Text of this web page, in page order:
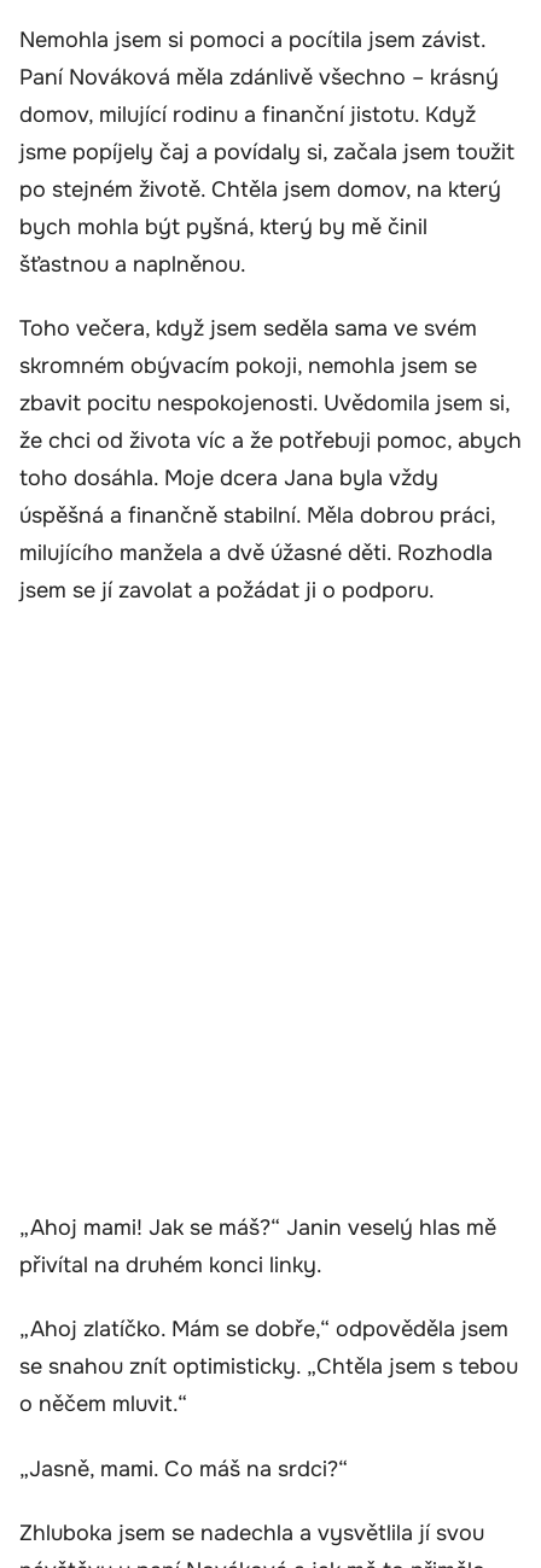
Nemohla jsem si pomoci a pocítila jsem závist.
Paní Nováková měla zdánlivě všechno – krásný
domov, milující rodinu a finanční jistotu. Když
jsme popíjely čaj a povídaly si, začala jsem toužit
po stejném životě. Chtěla jsem domov, na který
bych mohla být pyšná, který by mě činil
šťastnou a naplněnou.
Toho večera, když jsem seděla sama ve svém
skromném obývacím pokoji, nemohla jsem se
zbavit pocitu nespokojenosti. Uvědomila jsem si,
že chci od života víc a že potřebuji pomoc, abych
toho dosáhla. Moje dcera Jana byla vždy
úspěšná a finančně stabilní. Měla dobrou práci,
milujícího manžela a dvě úžasné děti. Rozhodla
jsem se jí zavolat a požádat ji o podporu.
„Ahoj mami! Jak se máš?“ Janin veselý hlas mě
přivítal na druhém konci linky.
„Ahoj zlatíčko. Mám se dobře,“ odpověděla jsem
se snahou znít optimisticky. „Chtěla jsem s tebou
o něčem mluvit.“
„Jasně, mami. Co máš na srdci?“
Zhluboka jsem se nadechla a vysvětlila jí svou